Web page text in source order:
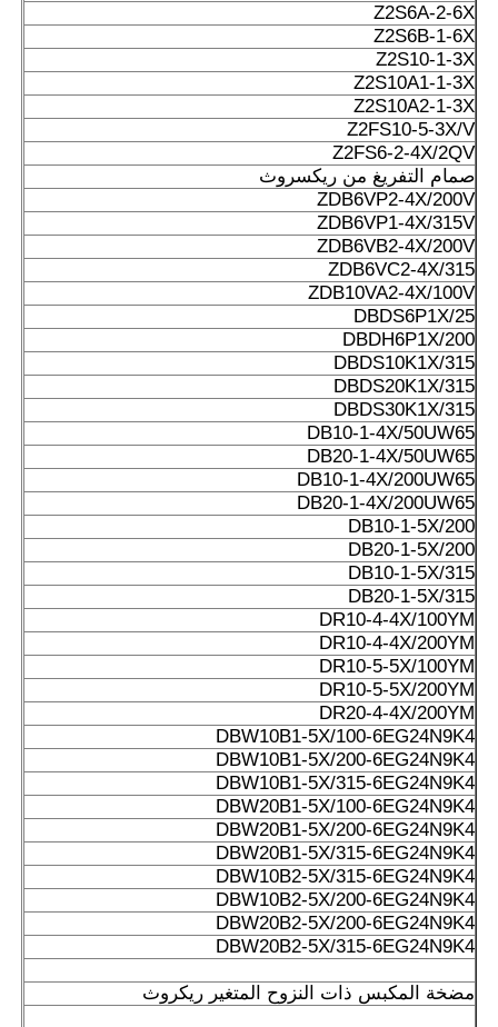
Z2S6A-2-6X
Z2S6B-1-6X
Z2S10-1-3X
Z2S10A1-1-3X
Z2S10A2-1-3X
Z2FS10-5-3X/V
Z2FS6-2-4X/2QV
صمام التفريغ من ريكسروث
ZDB6VP2-4X/200V
ZDB6VP1-4X/315V
ZDB6VB2-4X/200V
ZDB6VC2-4X/315
ZDB10VA2-4X/100V
DBDS6P1X/25
DBDH6P1X/200
DBDS10K1X/315
DBDS20K1X/315
DBDS30K1X/315
DB10-1-4X/50UW65
DB20-1-4X/50UW65
DB10-1-4X/200UW65
DB20-1-4X/200UW65
DB10-1-5X/200
DB20-1-5X/200
DB10-1-5X/315
DB20-1-5X/315
DR10-4-4X/100YM
DR10-4-4X/200YM
DR10-5-5X/100YM
DR10-5-5X/200YM
DR20-4-4X/200YM
DBW10B1-5X/100-6EG24N9K4
DBW10B1-5X/200-6EG24N9K4
DBW10B1-5X/315-6EG24N9K4
DBW20B1-5X/100-6EG24N9K4
DBW20B1-5X/200-6EG24N9K4
DBW20B1-5X/315-6EG24N9K4
DBW10B2-5X/315-6EG24N9K4
DBW10B2-5X/200-6EG24N9K4
DBW20B2-5X/200-6EG24N9K4
DBW20B2-5X/315-6EG24N9K4
مضخة المكبس ذات النزوح المتغير ريكروث